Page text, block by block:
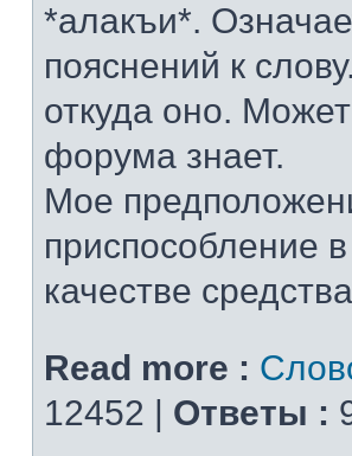
*алакъи*.
пояснений к
откуда оно.
форума знает.
Мое
приспособление
качестве
Read more :
12452 | Ответы :